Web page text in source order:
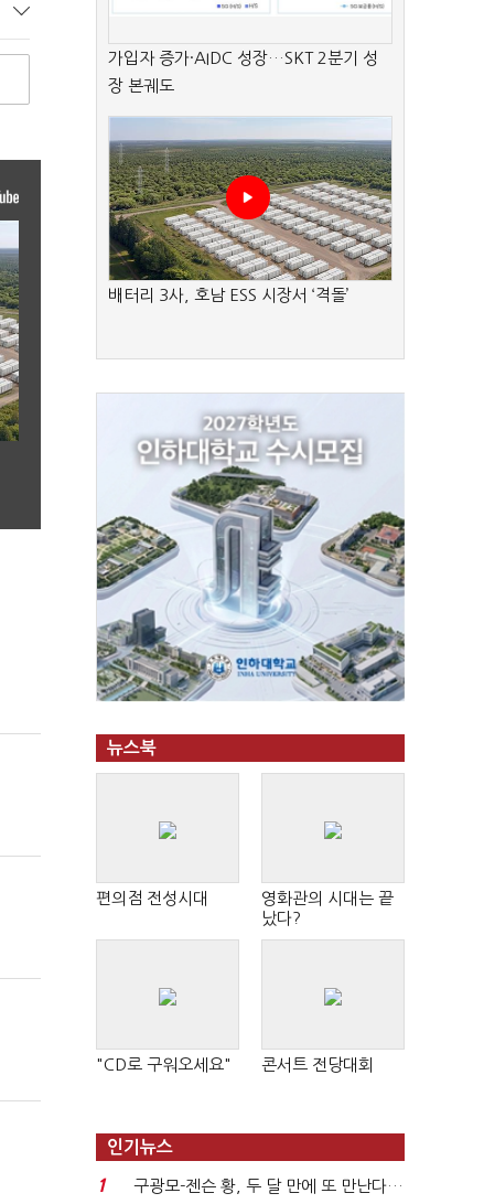
가입자 증가·AIDC 성장…SKT 2분기 성
장 본궤도
배터리 3사, 호남 ESS 시장서 ‘격돌’
뉴스북
편의점 전성시대
영화관의 시대는 끝
났다?
"CD로 구워오세요" 콘서트 전당대회
인기뉴스
1
구광모-젠슨 황, 두 달 만에 또 만난다…